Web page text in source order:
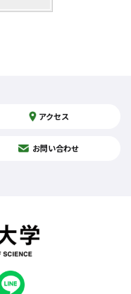
アクセス
お問い合わせ